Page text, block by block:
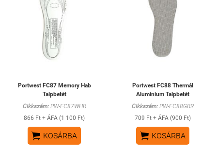
Portwest FC87 Memory Hab
Talpbetét
Cikkszám:PW-FC87WHR
866 Ft + ÁFA (1 100 Ft)
 KOSÁRBA
Portwest FC88 Thermál
Aluminium Talpbetét
Cikkszám: PW-FC88GRR
709 Ft + ÁFA (900 Ft)
 KOSÁRBA